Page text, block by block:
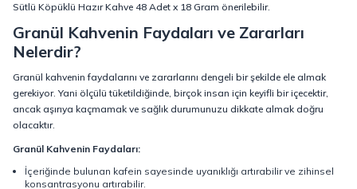
Sütlü Köpüklü Hazır Kahve 48 Adet x 18 Gram önerilebilir.
Granül Kahvenin Faydaları ve Zararları
Nelerdir?
Granül kahvenin faydalarını ve zararlarını dengeli bir şekilde ele almak
gerekiyor. Yani ölçülü tüketildiğinde, birçok insan için keyifli bir içecektir,
ancak aşırıya kaçmamak ve sağlık durumunuzu dikkate almak doğru
olacaktır.
Granül Kahvenin Faydaları:
İçeriğinde bulunan kafein sayesinde uyanıklığı artırabilir ve zihinsel
konsantrasyonu artırabilir.